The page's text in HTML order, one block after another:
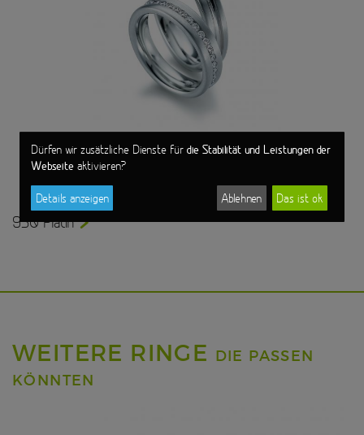
950 Platin
WEITERE RINGE DIE PASSEN
KÖNNTEN
Dürfen wir zusätzliche Dienste für die Stabilität und Leistungen der
Webseite aktivieren?
Details anzeigen Ablehnen Das ist ok